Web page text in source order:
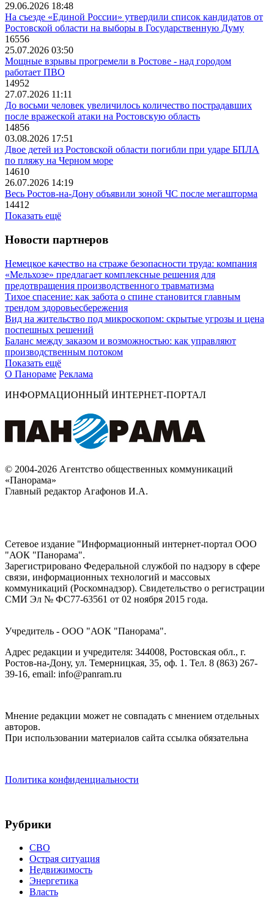
29.06.2026 18:48
На съезде «Единой России» утвердили список кандидатов от
Ростовской области на выборы в Государственную Думу
16556
25.07.2026 03:50
Мощные взрывы прогремели в Ростове - над городом
работает ПВО
14952
27.07.2026 11:11
До восьми человек увеличилось количество пострадавших
после вражеской атаки на Ростовскую область
14856
03.08.2026 17:51
Двое детей из Ростовской области погибли при ударе БПЛА
по пляжу на Черном море
14610
26.07.2026 14:19
Весь Ростов-на-Дону объявили зоной ЧС после мегашторма
14412
Показать ещё
Новости партнеров
Немецкое качество на страже безопасности труда: компания
«Мельхозе» предлагает комплексные решения для
предотвращения производственного травматизма
Тихое спасение: как забота о спине становится главным
трендом здоровьесбережения
Вид на жительство под микроскопом: скрытые угрозы и цена
поспешных решений
Баланс между заказом и возможностью: как управляют
производственным потоком
Показать ещё
О Панораме Реклама
ИНФОРМАЦИОННЫЙ ИНТЕРНЕТ-ПОРТАЛ
© 2004-2026 Агентство общественных коммуникаций
«Панорама»
Главный редактор Агафонов И.А.
Сетевое издание "Информационный интернет-портал ООО
"АОК "Панорама".
Зарегистрировано Федеральной службой по надзору в сфере
связи, информационных технологий и массовых
коммуникаций (Роскомнадзор). Cвидетельство о регистрации
СМИ Эл № ФС77-63561 от 02 ноября 2015 года.
Учредитель - ООО "АОК "Панорама".
Адрес редакции и учредителя: 344008, Ростовская обл., г.
Ростов-на-Дону, ул. Темерницкая, 35, оф. 1. Тел. 8 (863) 267-
39-16, email: info@panram.ru
Мнение редакции может не совпадать с мнением отдельных
авторов.
При использовании материалов сайта ссылка обязательна
Политика конфиденциальности
Рубрики
СВО
Острая ситуация
Недвижимость
Энергетика
Власть